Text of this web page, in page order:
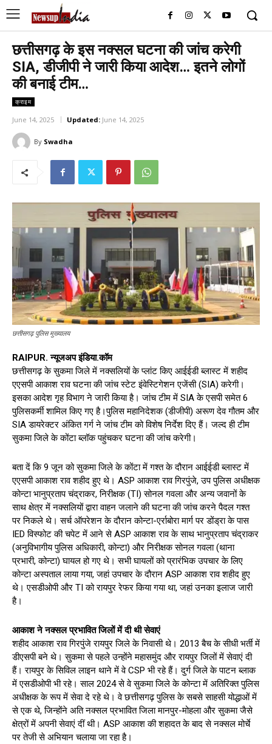
छत्तीसगढ़ के इस नक्सल घटना की जांच करेगी
SIA, डीजीपी ने जारी किया आदेश… इतने लोगों
की बनाई टीम…
क्राइम
June 14, 2025 Updated: June 14, 2025
By Swadha
छत्तीसगढ़ पुलिस मुख्यालय
RAIPUR. न्यूजअप इंडिया.कॉम
छत्तीसगढ़ के सुकमा जिले में नक्सलियों के प्लांट किए आईईडी ब्लास्ट में शहीद
एएसपी आकाश राव घटना की जांच स्टेट इंवेस्टिगेशन एजेंसी (SIA) करेगी।
इसका आदेश गृह विभाग ने जारी किया है। जांच टीम में SIA के एसपी समेत 6
पुलिसकर्मी शामिल किए गए है।पुलिस महानिदेशक (डीजीपी) अरूण देव गौतम और
SIA डायरेक्टर अंकित गर्ग ने जांच टीम को विशेष निर्देश दिए हैं। जल्द ही टीम
सुकमा जिले के कोंटा ब्लॉक पहुंचकर घटना की जांच करेगी।
बता दें कि 9 जून को सुकमा जिले के कोंटा में गश्त के दौरान आईईडी ब्लास्ट में
एएसपी आकाश राव शहीद हुए थे। ASP आकाश राव गिरपुंजे, उप पुलिस अधीक्षक
कोन्टा भानुप्रताप चंद्राकर, निरीक्षक (TI) सोनल गवला और अन्य जवानों के
साथ क्षेत्र में नक्सलियों द्वारा वाहन जलाने की घटना की जांच करने पैदल गश्त
पर निकले थे। सर्च ऑपरेशन के दौरान कोन्टा-एर्राबोरा मार्ग पर डोंड्रा के पास
IED विस्फोट की चपेट में आने से ASP आकाश राव के साथ भानुप्रताप चंद्राकर
(अनुविभागीय पुलिस अधिकारी, कोन्टा) और निरीक्षक सोनल गवला (थाना
प्रभारी, कोन्टा) घायल हो गए थे। सभी घायलों को प्रारंभिक उपचार के लिए
कोन्टा अस्पताल लाया गया, जहां उपचार के दौरान ASP आकाश राव शहीद हुए
थे। एसडीओपी और TI को रायपुर रेफर किया गया था, जहां उनका इलाज जारी
है।
आकाश ने नक्सल प्रभावित जिलों में दी थी सेवाएं
शहीद आकाश राव गिरपुंजे रायपुर जिले के निवासी थे। 2013 बैच के सीधी भर्ती में
डीएसपी बने थे। सुकमा से पहले उन्होंने महासमुंद और रायपुर जिलों में सेवाएं दी
हैं। रायपुर के सिविल लाइन थाने में वे CSP भी रहे हैं। दुर्ग जिले के पाटन ब्लाक
में एसडीओपी भी रहे। साल 2024 से वे सुकमा जिले के कोन्टा में अतिरिक्त पुलिस
अधीक्षक के रूप में सेवा दे रहे थे। वे छत्तीसगढ़ पुलिस के सबसे साहसी योद्धाओं में
से एक थे, जिन्होंने अति नक्सल प्रभावित जिला मानपुर-मोहला और सुकमा जैसे
क्षेत्रों में अपनी सेवाएं दीं थी। ASP आकाश की शहादत के बाद से नक्सल मोर्चे
पर तेजी से अभियान चलाया जा रहा है।